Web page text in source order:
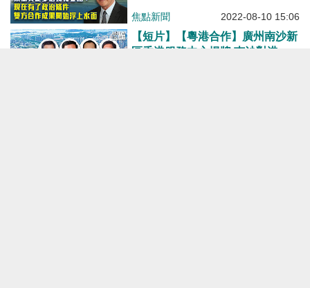
成果開始浮上水面
焦點新聞 2022-08-10 15:06
【短片】【粵港合作】廣州南沙新
區香港服務中心揭牌 南沙對港獨